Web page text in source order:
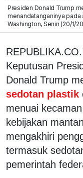
Presiden Donald Trump
menandatanganinya pada
Washington, Senin (20/1/
Keputusan
Donald Trump
sedotan plastik
menuai
kebijakan
mengakhiri
termasuk
pemerintah